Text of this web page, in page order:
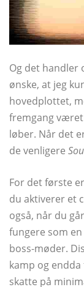
Og det handler
ønske, at jeg
hovedplottet,
fremgang
løber. Når det
de venligere
For det første
du aktiverer et
også, når du
fungere som
boss-møder.
kamp og
skatte på